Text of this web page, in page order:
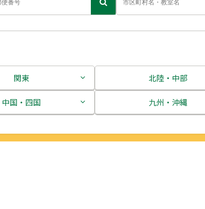
関東
茨城県
北陸・中部
新潟県
中国・四国
九州・沖縄